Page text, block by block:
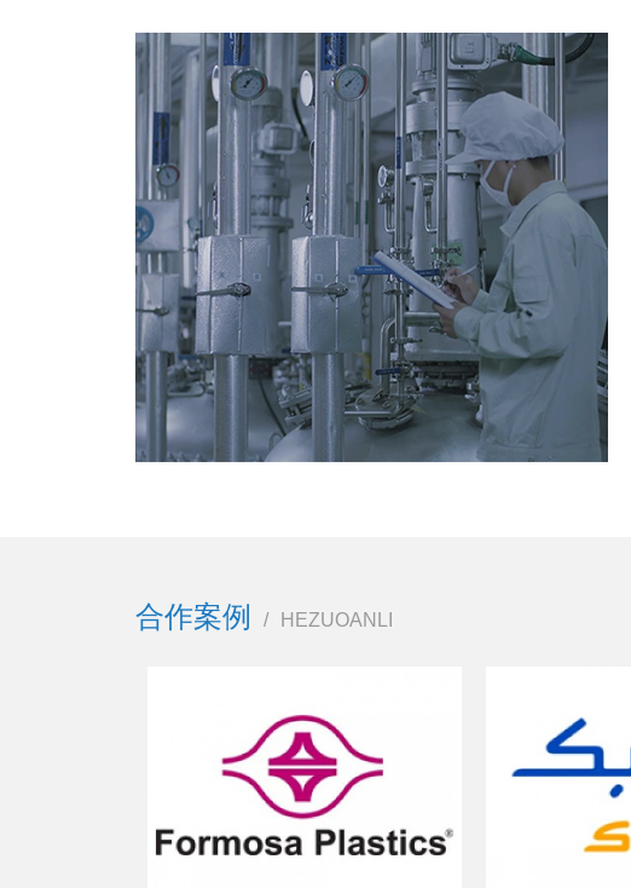
合作案例 / HEZUOANLI